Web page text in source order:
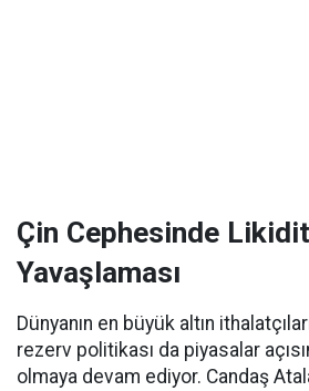
Çin Cephesinde
Yavaşlaması
Dünyanın en büyük altın
rezerv politikası da piyasalar
olmaya devam ediyor. Candaş